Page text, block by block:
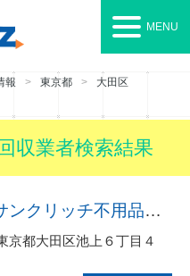
MENU
報 東京都 大田区
収業者検索結果
有限会社サンクリッチ不用品回収部
京都大田区池上６丁目４